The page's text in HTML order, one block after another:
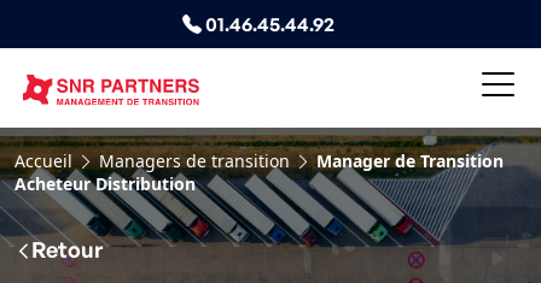
01.46.45.44.92
Accueil Managers de transition
Manager de Transition
Acheteur Distribution
Retour